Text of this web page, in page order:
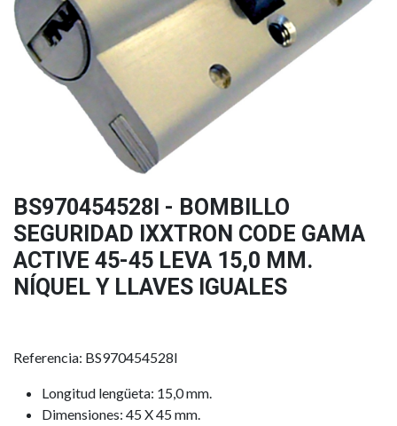
BS970454528I - BOMBILLO
SEGURIDAD IXXTRON CODE GAMA
ACTIVE 45-45 LEVA 15,0 MM.
NÍQUEL Y LLAVES IGUALES
Referencia: BS970454528I
Longitud lengüeta: 15,0 mm.
Dimensiones: 45 X 45 mm.